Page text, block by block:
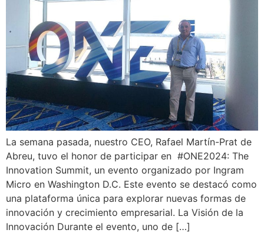
La semana pasada, nuestro CEO, Rafael Martín-Prat de
Abreu, tuvo el honor de participar en #ONE2024: The
Innovation Summit, un evento organizado por Ingram
Micro en Washington D.C. Este evento se destacó como
una plataforma única para explorar nuevas formas de
innovación y crecimiento empresarial. La Visión de la
Innovación Durante el evento, uno de […]